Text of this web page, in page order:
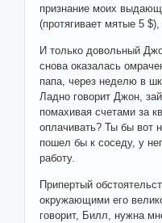
признание моих
(протягивает мятые 5
И только довольный
снова оказалась
папа, через неделю в
Ладно говорит Джон,
помахивая счетами за
оплачивать? Ты бы вот
пошел бы к соседу, у
работу.
Припертый
окружающими его
говорит, Билл, нужна